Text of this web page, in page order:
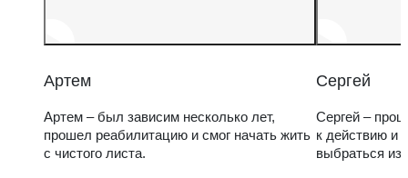
Артем
Артем – был зависим несколько лет,
прошел реабилитацию и смог начать жить
с чистого листа.
Сергей
Сергей –
к действию и
выбраться из